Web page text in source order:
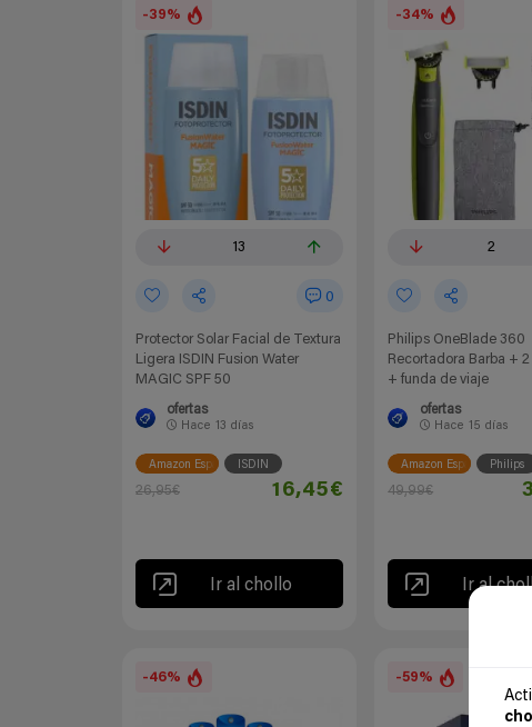
-39%
13
0
Protector Solar Facial de Textura
Ligera ISDIN Fusion Water
MAGIC SPF 50
ofertas
Hace 13 días
Amazon España ISDIN
26,95€ 16,45€
Ir al chollo
-34%
2
Philips OneBlade 360
Recortadora Barba +
+ funda de viaje
ofertas
Hace 15 días
Amazon España Philips
49,99€
Ir al
-46% -59%